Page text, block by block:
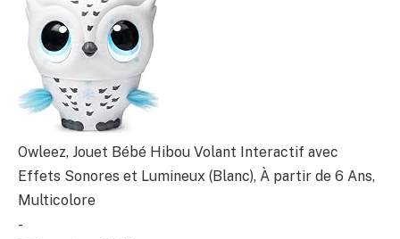
Owleez, Jouet Bébé Hibou Volant Interactif avec
Effets Sonores et Lumineux (Blanc), À partir de 6 Ans,
Multicolore
-